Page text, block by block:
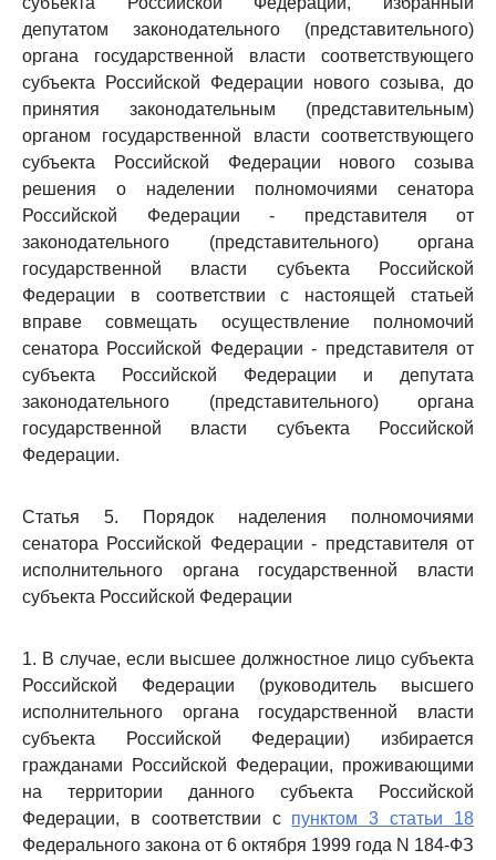
депутатом законодательного (представительного)
органа государственной власти соответствующего
субъекта Российской Федерации нового созыва, до
принятия законодательным (представительным)
органом государственной власти соответствующего
субъекта Российской Федерации нового созыва
решения о наделении полномочиями сенатора
Российской Федерации - представителя от
законодательного (представительного) органа
государственной власти субъекта Российской
Федерации в соответствии с настоящей статьей
вправе совмещать осуществление полномочий
сенатора Российской Федерации - представителя от
субъекта Российской Федерации и депутата
законодательного (представительного) органа
государственной власти субъекта Российской
Федерации.
Статья 5. Порядок наделения полномочиями
сенатора Российской Федерации - представителя от
исполнительного органа государственной власти
субъекта Российской Федерации
1. В случае, если высшее должностное лицо субъекта
Российской Федерации (руководитель высшего
исполнительного органа государственной власти
субъекта Российской Федерации) избирается
гражданами Российской Федерации, проживающими
на территории данного субъекта Российской
Федерации, в соответствии с пунктом 3 статьи 18
Федерального закона от 6 октября 1999 года N 184-ФЗ